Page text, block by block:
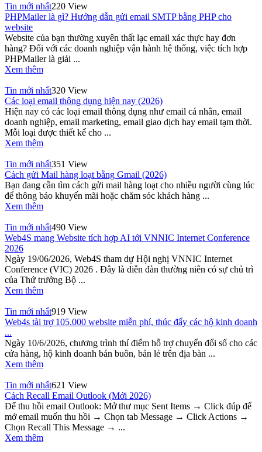
Tin mới nhất220 View
PHPMailer là gì? Hướng dẫn gửi email SMTP bằng PHP cho
website
Website của bạn thường xuyên thất lạc email xác thực hay đơn
hàng? Đối với các doanh nghiệp vận hành hệ thống, việc tích hợp
PHPMailer là giải ...
Xem thêm
Tin mới nhất320 View
Các loại email thông dụng hiện nay (2026)
Hiện nay có các loại email thông dụng như email cá nhân, email
doanh nghiệp, email marketing, email giao dịch hay email tạm thời.
Mỗi loại được thiết kế cho ...
Xem thêm
Tin mới nhất351 View
Cách gửi Mail hàng loạt bằng Gmail (2026)
Bạn đang cần tìm cách gửi mail hàng loạt cho nhiều người cùng lúc
để thông báo khuyến mãi hoặc chăm sóc khách hàng ...
Xem thêm
Tin mới nhất490 View
Web4S mang Website tích hợp AI tới VNNIC Internet Conference
2026
Ngày 19/06/2026, Web4S tham dự Hội nghị VNNIC Internet
Conference (VIC) 2026 . Đây là diễn đàn thường niên có sự chủ trì
của Thứ trưởng Bộ ...
Xem thêm
Tin mới nhất919 View
Web4s tài trợ 105.000 website miễn phí, thúc đẩy các hộ kinh doanh
...
Ngày 10/6/2026, chương trình thí điểm hỗ trợ chuyển đổi số cho các
cửa hàng, hộ kinh doanh bán buôn, bán lẻ trên địa bàn ...
Xem thêm
Tin mới nhất621 View
Cách Recall Email Outlook (Mới 2026)
Để thu hồi email Outlook: Mở thư mục Sent Items → Click đúp để
mở email muốn thu hồi → Chọn tab Message → Click Actions →
Chọn Recall This Message → ...
Xem thêm